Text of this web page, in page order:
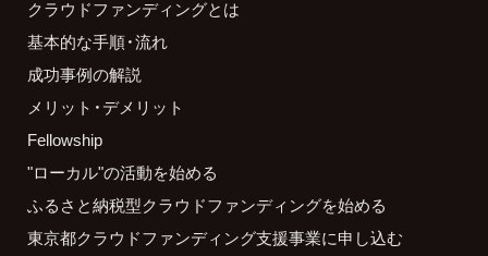
クラウドファンディングとは
基本的な手順・流れ
成功事例の解説
メリット・デメリット
Fellowship
"ローカル"の活動を始める
ふるさと納税型クラウドファンディングを始める
東京都クラウドファンディング支援事業に申し込む